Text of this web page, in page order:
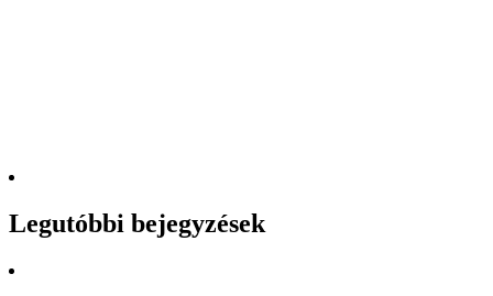
Legutóbbi bejegyzések